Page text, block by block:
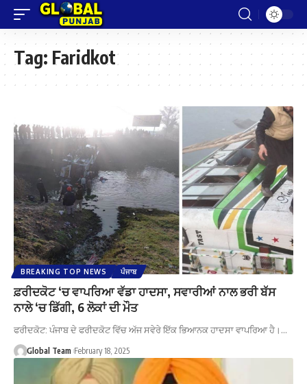
Tag: Faridkot
BREAKING TOP NEWS ਪੰਜਾਬ
ਫ਼ਰੀਦਕੋਟ ‘ਚ ਵਾਪਰਿਆ ਵੱਡਾ ਹਾਦਸਾ, ਸਵਾਰੀਆਂ ਨਾਲ ਭਰੀ ਬੱਸ
ਨਾਲੇ ‘ਚ ਡਿੱਗੀ, 6 ਲੋਕਾਂ ਦੀ ਮੌਤ
ਫਰੀਦਕੋਟ: ਪੰਜਾਬ ਦੇ ਫਰੀਦਕੋਟ ਵਿੱਚ ਅੱਜ ਸਵੇਰੇ ਇੱਕ ਭਿਆਨਕ ਹਾਦਸਾ ਵਾਪਰਿਆ ਹੈ।…
Global Team February 18, 2025